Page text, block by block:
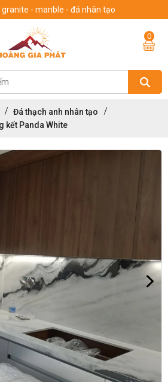
- manble - đá nhân tạo
0
Đá thạch anh nhân tạo
kết Panda White